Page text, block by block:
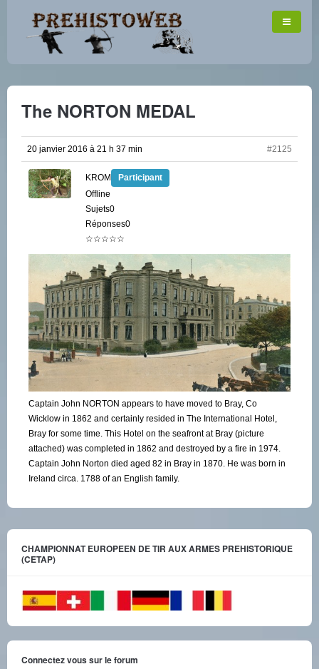
The NORTON MEDAL
20 janvier 2016 à 21 h 37 min #2125
KROM
Participant
Offline
Sujets0
Réponses0
☆☆☆☆☆
Captain John NORTON appears to have moved to Bray, Co
Wicklow in 1862 and certainly resided in The International Hotel,
Bray for some time. This Hotel on the seafront at Bray (picture
attached) was completed in 1862 and destroyed by a fire in 1974.
Captain John Norton died aged 82 in Bray in 1870. He was born in
Ireland circa. 1788 of an English family.
CHAMPIONNAT EUROPEEN DE TIR AUX ARMES PREHISTORIQUE
(CETAP)
Connectez vous sur le forum